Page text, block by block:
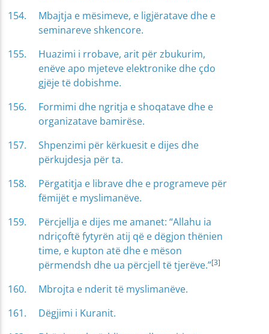
Mbajtja e mësimeve, e ligjëratave dhe e
seminareve shkencore.
Huazimi i rrobave, arit për zbukurim,
enëve apo mjeteve elektronike dhe çdo
gjëje të dobishme.
Formimi dhe ngritja e shoqatave dhe e
organizatave bamirëse.
Shpenzimi për kërkuesit e dijes dhe
përkujdesja për ta.
Përgatitja e librave dhe e programeve për
fëmijët e myslimanëve.
Përcjellja e dijes me amanet: “Allahu ia
ndriçoftë fytyrën atij që e dëgjon thënien
time, e kupton atë dhe e mëson
përmendsh dhe ua përcjell të tjerëve.”[3]
Mbrojta e nderit të myslimanëve.
Dëgjimi i Kuranit.